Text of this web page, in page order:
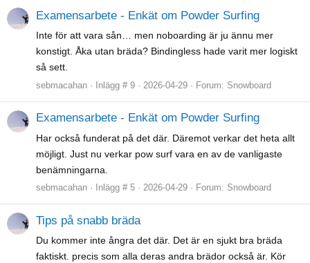
Examensarbete - Enkät om Powder Surfing
Inte för att vara sån… men noboarding är ju ännu mer
konstigt. Åka utan bräda? Bindingless hade varit mer logiskt
så sett.
sebmacahan Inlägg # 9 2026-04-29 Forum: Snowboard
Examensarbete - Enkät om Powder Surfing
Har också funderat på det där. Däremot verkar det heta allt
möjligt. Just nu verkar pow surf vara en av de vanligaste
benämningarna.
sebmacahan Inlägg # 5 2026-04-29 Forum: Snowboard
Tips på snabb bräda
Du kommer inte ångra det där. Det är en sjukt bra bräda
faktiskt. precis som alla deras andra brädor också är. Kör